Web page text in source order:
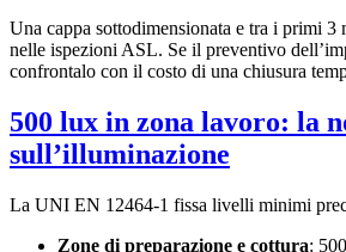
Una cappa sottodimensionata e tra i primi
nelle ispezioni ASL. Se il preventivo
confrontalo con il costo di una chiusura
500 lux in zona lavoro: la
sull’illuminazione
La UNI EN 12464-1 fissa livelli minimi
Zone di preparazione e cottura: